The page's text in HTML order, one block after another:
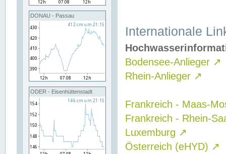
DONAU - Passau
ODER - Eisenhüttenstadt
Internationale
Bodensee-Anlieger ↗
Rhein-Anlieger ↗
Frankreich - Maas-
Frankreich - Rhein-
Luxemburg ↗
Österreich (eHYD) ↗